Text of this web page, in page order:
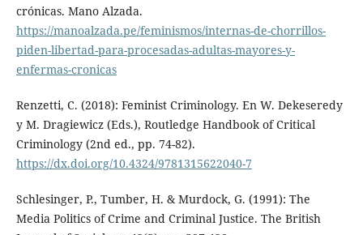
crónicas. Mano Alzada.
https://manoalzada.pe/feminismos/internas-de-chorrillos-
piden-libertad-para-procesadas-adultas-mayores-y-
enfermas-cronicas
Renzetti, C. (2018): Feminist Criminology. En W. Dekeseredy
y M. Dragiewicz (Eds.), Routledge Handbook of Critical
Criminology (2nd ed., pp. 74-82).
https://dx.doi.org/10.4324/9781315622040-7
Schlesinger, P., Tumber, H. & Murdock, G. (1991): The
Media Politics of Crime and Criminal Justice. The British